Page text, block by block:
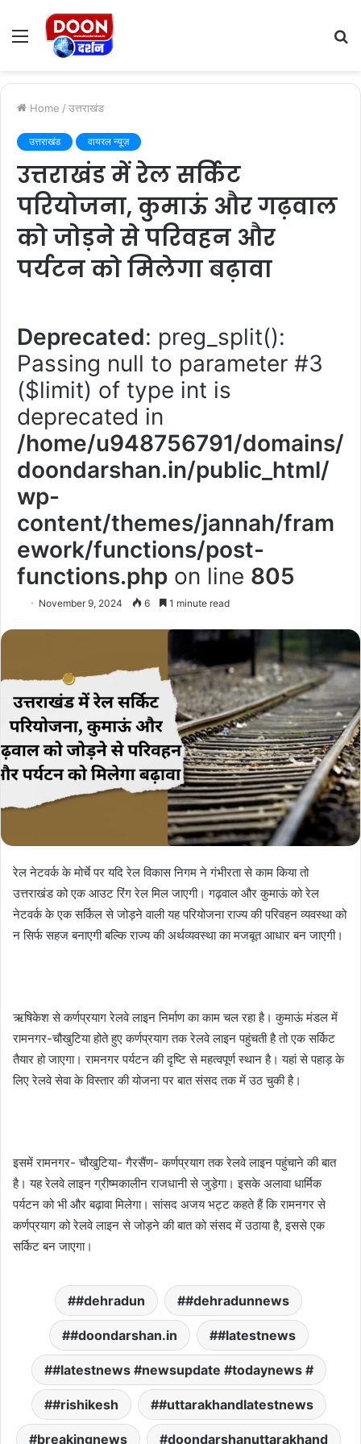
Menu
Home / उत्तराखंड
उत्तराखंड वायरल न्यूज़
उत्तराखंड में रेल सर्किट
परियोजना, कुमाऊं और गढ़वाल
को जोड़ने से परिवहन और
पर्यटन को मिलेगा बढ़ावा
Deprecated: preg_split():
Passing null to parameter #3
($limit) of type int is
deprecated in
/home/u948756791/domains/
doondarshan.in/public_html/
wp-
content/themes/jannah/fram
ework/functions/post-
functions.php on line 805
November 9, 2024 6 1 minute read
रेल नेटवर्क के मोर्चे पर यदि रेल विकास निगम ने गंभीरता से काम किया तो
उत्तराखंड को एक आउट रिंग रेल मिल जाएगी। गढ़वाल और कुमाऊं को रेल
नेटवर्क के एक सर्किल से जोड़ने वाली यह परियोजना राज्य की परिवहन व्यवस्था को
न सिर्फ सहज बनाएगी बल्कि राज्य की अर्थव्यवस्था का मजबूत आधार बन जाएगी।
ऋषिकेश से कर्णप्रयाग रेलवे लाइन निर्माण का काम चल रहा है। कुमाऊं मंडल में
रामनगर-चौखुटिया होते हुए कर्णप्रयाग तक रेलवे लाइन पहुंचती है तो एक सर्किट
तैयार हो जाएगा। रामनगर पर्यटन की दृष्टि से महत्वपूर्ण स्थान है। यहां से पहाड़ के
लिए रेलवे सेवा के विस्तार की योजना पर बात संसद तक में उठ चुकी है।
इसमें रामनगर- चौखुटिया- गैरसैंण- कर्णप्रयाग तक रेलवे लाइन पहुंचाने की बात
है। यह रेलवे लाइन ग्रीष्मकालीन राजधानी से जुड़ेगा। इसके अलावा धार्मिक
पर्यटन को भी और बढ़ावा मिलेगा। सांसद अजय भट्ट कहते हैं कि रामनगर से
कर्णप्रयाग को रेलवे लाइन से जोड़ने की बात को संसद में उठाया है, इससे एक
सर्किट बन जाएगा।
#dehradun #dehradunnews
#doondarshan.in #latestnews
#latestnews #newsupdate #todaynews #
#rishikesh #uttarakhandlatestnews
breakingnews doondarshanuttarakhand